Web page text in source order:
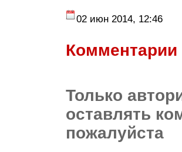
02 июн 2014, 12:46
Комментарии
Только
оставлять
пожалуйста